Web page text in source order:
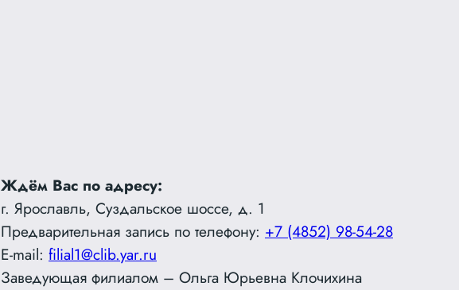
Ждём Вас по адресу:
г. Ярославль, Суздальское шоссе, д. 1
Предварительная запись по телефону: +7 (4852) 98-54-28
E-mail: filial1@clib.yar.ru
Заведующая филиалом – Ольга Юрьевна Клочихина